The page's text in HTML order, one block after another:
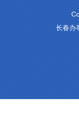
长春办